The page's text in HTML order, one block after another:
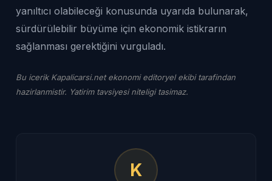
yanıltıcı olabileceği konusunda uyarıda bulunarak,
sürdürülebilir büyüme için ekonomik istikrarın
sağlanması gerektiğini vurguladı.
Bu icerik Kapalicarsi.net ekonomi editoryel ekibi tarafindan
hazirlanmistir. Yatirim tavsiyesi niteligi tasimaz.
K